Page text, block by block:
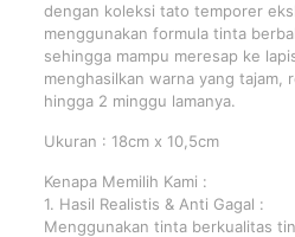
dengan koleksi tato temporer
menggunakan formula tinta
sehingga mampu meresap ke
menghasilkan warna yang tajam,
hingga 2 minggu lamanya.
Ukuran : 18cm x 10,5cm
Kenapa Memilih Kami :
1. Hasil Realistis & Anti Gagal :
Menggunakan tinta berkualitas